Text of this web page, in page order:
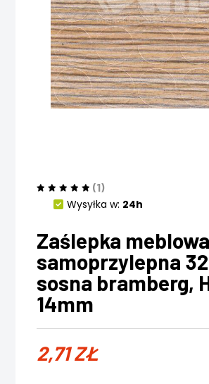
(1)
Wysyłka w: 24h
Zaślepka meblowa
samoprzylepna
sosna bramberg,
14mm
2,71ZŁ